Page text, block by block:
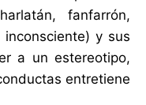
fanfarrón,
y sus
a un estereotipo,
entretiene